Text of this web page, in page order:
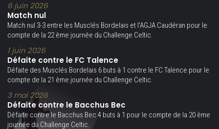
6 juin 2026
Match nul
Match nul 3-3 entre les Musclés Bordelais et l’AGJA Caudéran pour le
compte de la 22 ème journée du Challenge Celtic.
1 juin 2026
Défaite contre le FC Talence
Défaite des Musclés Bordelais 6 buts à 1 contre le FC Talence pour le
compte de la 21 ème journée du Challenge Celtic.
3 mai 2026
Défaite contre le Bacchus Bec
Défaite contre le Bacchus Bec 4 buts à 1 pour le compte de la 20 ème
journée du Challenge Celtic.